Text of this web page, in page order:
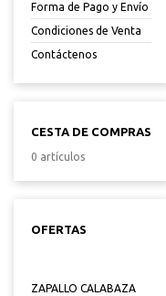
Forma de Pago y Envío
Condiciones de Venta
Contáctenos
CESTA DE COMPRAS
0 artículos
OFERTAS
ZAPALLO CALABAZA